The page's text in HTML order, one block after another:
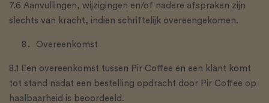
7.6 Aanvullingen, wijzigingen en/of nadere afspraken zijn
slechts van kracht, indien schriftelijk overeengekomen.
Overeenkomst
8.1 Een overeenkomst tussen Pir Coffee en een klant komt
tot stand nadat een bestelling opdracht door Pir Coffee op
haalbaarheid is beoordeeld.